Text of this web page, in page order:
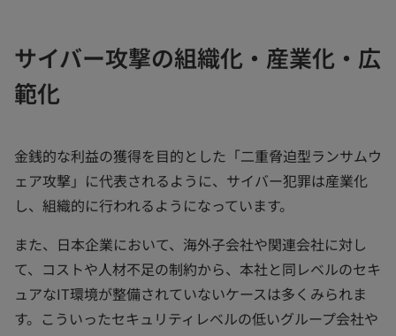
サイバー攻撃の組織化・産業化・広
範化
金銭的な利益の獲得を目的とした「二重脅迫型ランサムウ
ェア攻撃」に代表されるように、サイバー犯罪は産業化
し、組織的に行われるようになっています。
また、日本企業において、海外子会社や関連会社に対し
て、コストや人材不足の制約から、本社と同レベルのセキ
ュアなIT環境が整備されていないケースは多くみられま
す。こういったセキュリティレベルの低いグループ会社や